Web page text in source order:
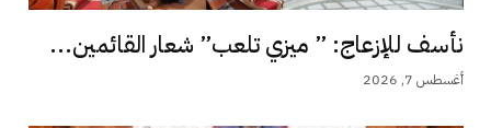
نأسف للإزعاج: ” ميزي تلعب” شعار القائمين...
أغسطس 7, 2026